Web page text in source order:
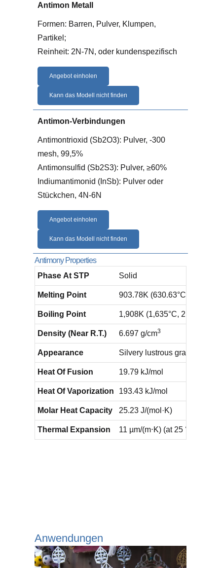
Antimon Metall
Formen: Barren, Pulver, Klumpen,
Partikel;
Reinheit: 2N-7N, oder kundenspezifisch
Angebot einholen
Kann das Modell nicht finden
Antimon-Verbindungen
Antimontrioxid (Sb2O3): Pulver, -300
mesh, 99,5%
Antimonsulfid (Sb2S3): Pulver, ≥60%
Indiumantimonid (InSb): Pulver oder
Stückchen, 4N-6N
Angebot einholen
Kann das Modell nicht finden
Antimony Properties
Phase At STP
Solid
Melting Point 903.78K ​(630.63°C/​
Boiling Point 1,908K ​(1,635°C, ​2,975°F)
Density (Near R.T.) 6.697 g/cm3
Appearance Silvery lustrous gray
Heat Of Fusion 19.79 kJ/mol
Heat Of Vaporization 193.43 kJ/mol
Molar Heat Capacity 25.23 J/(mol·K)
Thermal Expansion 11 µm/(m⋅K) (at 25 °C)
Anwendungen